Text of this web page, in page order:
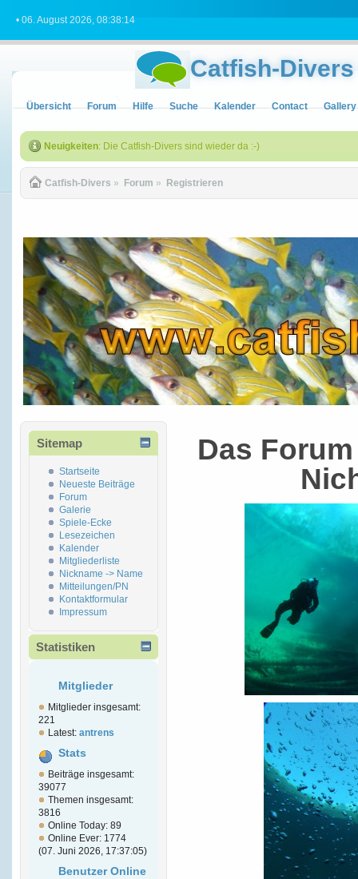
• 06. August 2026, 08:38:14
Catfish-Divers
Übersicht Forum Hilfe Suche Kalender Contact Gallery
Neuigkeiten: Die Catfish-Divers sind wieder da :-)
Catfish-Divers » Forum » Registrieren
Sitemap
Startseite
Neueste Beiträge
Forum
Galerie
Spiele-Ecke
Lesezeichen
Kalender
Mitgliederliste
Nickname -> Name
Mitteilungen/PN
Kontaktformular
Impressum
Statistiken
Mitglieder
Mitglieder insgesamt:
221
Latest: antrens
Stats
Beiträge insgesamt:
39077
Themen insgesamt:
3816
Online Today: 89
Online Ever: 1774
(07. Juni 2026, 17:37:05)
Benutzer Online
Das